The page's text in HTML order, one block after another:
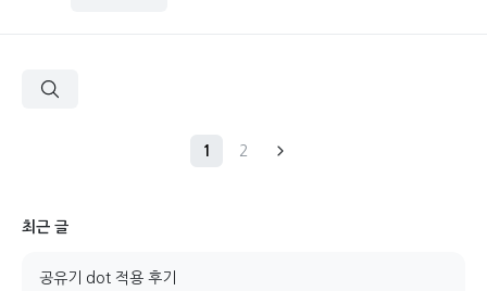
1 2
최근 글
공유기 dot 적용 후기